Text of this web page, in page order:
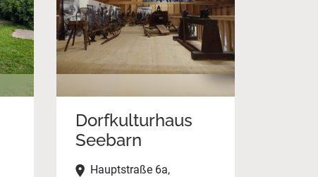
Dorfkulturhaus
Seebarn
Hauptstraße 6a,